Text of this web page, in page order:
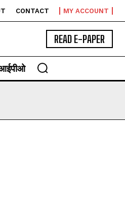
CONTACT MY ACCOUNT
READ E-PAPER